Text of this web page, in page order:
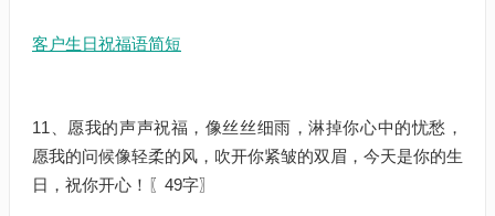
客户生日祝福语简短
11、愿我的声声祝福，像丝丝细雨，淋掉你心中的忧愁，
愿我的问候像轻柔的风，吹开你紧皱的双眉，今天是你的生
日，祝你开心！〖49字〗